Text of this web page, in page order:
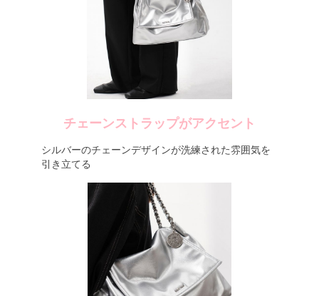
チェーンストラップがアクセント
シルバーのチェーンデザインが洗練された雰囲気を
引き立てる